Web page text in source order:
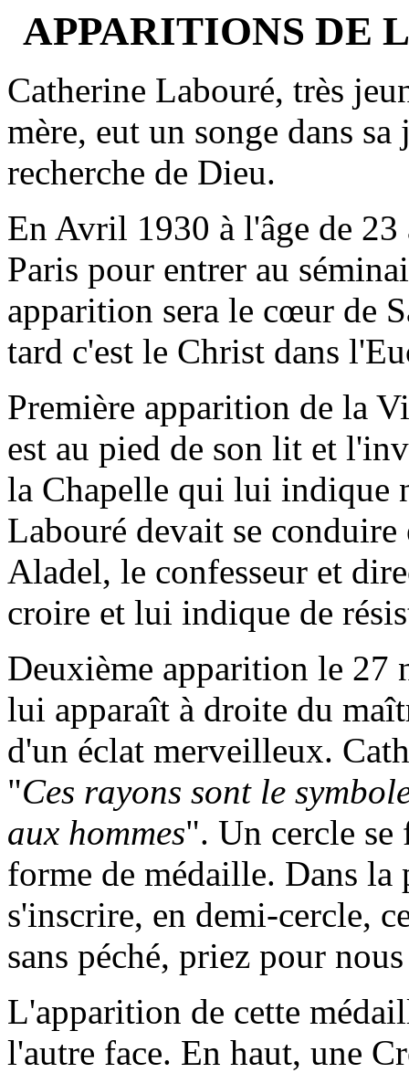
APPARITIONS DE
Catherine Labouré, très
mère, eut un songe dans
recherche de Dieu.
En Avril 1930 à l'âge de
Paris pour entrer au
apparition sera le cœur de
tard c'est le Christ dans
Première apparition de la
est au pied de son lit et
la Chapelle qui lui indique
Labouré devait se
Aladel, le confesseur et
croire et lui indique de
Deuxième apparition le 27
lui apparaît à droite du
d'un éclat merveilleux.
"Ces rayons sont le
aux hommes". Un cercle
forme de médaille. Dans
s'inscrire, en demi-cercle,
sans péché, priez pour
L'apparition de cette
l'autre face. En haut, une